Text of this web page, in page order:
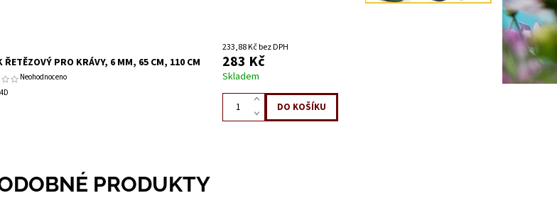
ŘETĚZOVÝ PRO KRÁVY, 6 MM, 65 CM, 110 CM
Neohodnoceno
233,88 Kč bez DPH
283 Kč
Skladem
PRODUKTY